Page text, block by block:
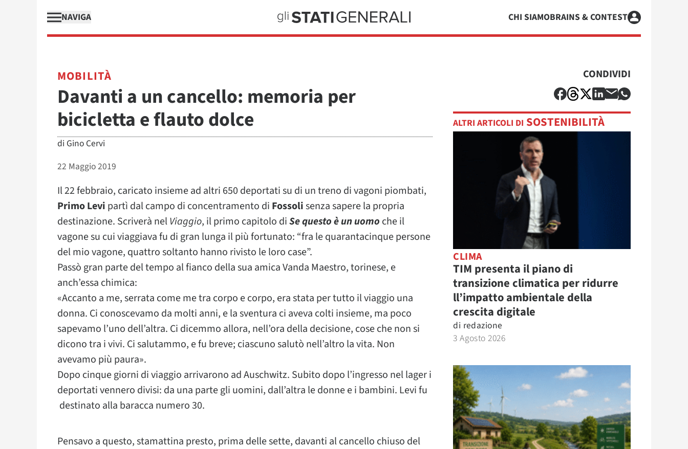
NAVIGA CHI SIAMOBRAINS & CONTEST
MOBILITÀ
Davanti a un cancello: memoria per
bicicletta e flauto dolce
di Gino Cervi
22 Maggio 2019
Il 22 febbraio, caricato insieme ad altri 650 deportati su di un treno di vagoni piombati,
Primo Levi partì dal campo di concentramento di Fossolisenza sapere la propria
destinazione. Scriverà nelViaggio, il primo capitolo diSe questo è un uomo che il
vagone su cui viaggiava fu di gran lunga il più fortunato: “fra le quarantacinque persone
del mio vagone, quattro soltanto hanno rivisto le loro case”.
Passò gran parte del tempo al fianco della sua amica Vanda Maestro, torinese, e
anch’essa chimica:
«Accanto a me, serrata come me tra corpo e corpo, era stata per tutto il viaggio una
donna. Ci conoscevamo da molti anni, e la sventura ci aveva colti insieme, ma poco
sapevamo l’uno dell’altra. Ci dicemmo allora, nell’ora della decisione, cose che non si
dicono tra i vivi. Ci salutammo, e fu breve; ciascuno salutò nell’altro la vita. Non
avevamo più paura».
Dopo cinque giorni di viaggio arrivarono ad Auschwitz. Subito dopo l’ingresso nel lager i
deportati vennero divisi: da una parte gli uomini, dall’altra le donne e i bambini. Levi fu
destinato alla baracca numero 30.
Pensavo a questo, stamattina presto, prima delle sette, davanti al cancello chiuso del
CONDIVIDI
ALTRI ARTICOLI DI SOSTENIBILITÀ
CLIMA
TIM presenta il piano di
transizione climatica per ridurre
ll’impatto ambientale della
crescita digitale
di redazione
3 Agosto 2026